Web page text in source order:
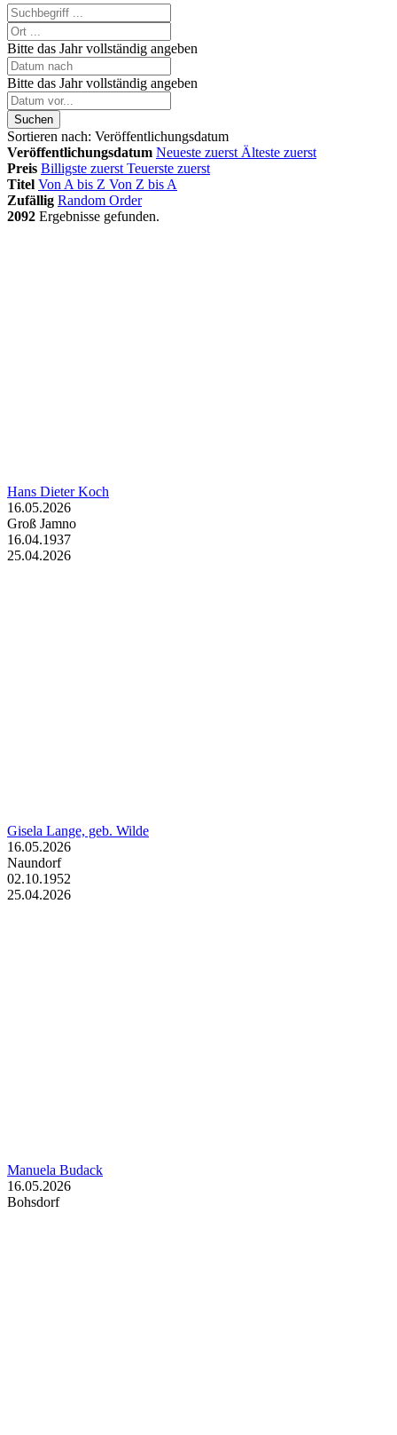
Bitte das Jahr vollständig angeben
Bitte das Jahr vollständig angeben
Suchen
Sortieren nach: Veröffentlichungsdatum
Veröffentlichungsdatum Neueste zuerst Älteste zuerst
Preis Billigste zuerst Teuerste zuerst
Titel Von A bis Z Von Z bis A
Zufällig Random Order
2092 Ergebnisse gefunden.
Hans Dieter Koch
16.05.2026
Groß Jamno
16.04.1937
25.04.2026
Gisela Lange, geb. Wilde
16.05.2026
Naundorf
02.10.1952
25.04.2026
Manuela Budack
16.05.2026
Bohsdorf